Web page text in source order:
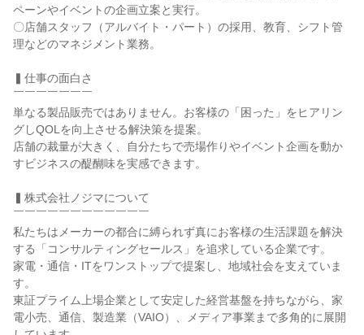
ペーンやイベントの企画立案と実行。
〇店舗スタッフ（アルバイト・パート）の採用、教育、シフト管
理などのマネジメント業務。
▍仕事の面白さ
￣￣￣￣￣￣￣
単なる製品販売ではありません。お客様の「困った」をヒアリン
グしQOLを向上させる解決策を提案。
店舗の裁量が大きく、自分たちで売場作りやイベント企画を動か
すビジネスの醍醐味を実感できます。
▍株式会社ノジマについて
￣￣￣￣￣￣￣￣￣￣￣￣
私たちはメーカーの都合に縛られず真にお客様の生活課題を解決
する「コンサルティングセールス」を追求している企業です。
家電・通信・ITをワンストップで提案し、地域社会を支えていま
す。
東証プライム上場企業として安定した経営基盤を持ちながら、家
電小売、通信、製造業（VAIO）、メディア事業まで多角的に展開